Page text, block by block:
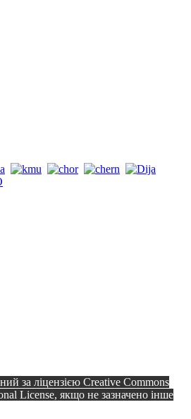
за ліцензією Creative Commons
License, якщо не зазначено інше